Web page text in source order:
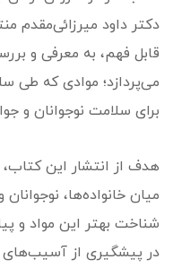
دکتر داود میرزائی‌مقدم
می‌پردازد؛ موادی که طی
برای سلامت نوجوانان و
هدف از انتشار این
میان خانواده‌ها،
شناخت بهتر این مواد و
در پیشگیری از آسیب‌های